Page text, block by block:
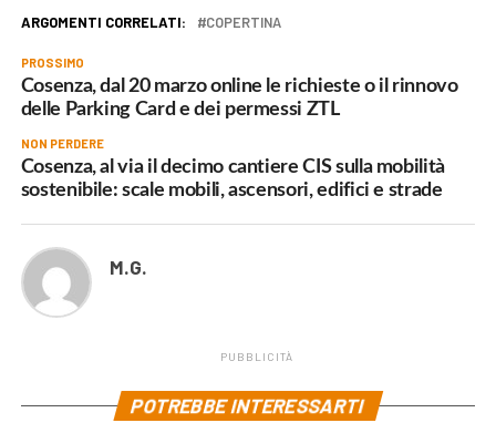
ARGOMENTI CORRELATI: COPERTINA
PROSSIMO
Cosenza, dal 20 marzo online le richieste o il rinnovo
delle Parking Card e dei permessi ZTL
NON PERDERE
Cosenza, al via il decimo cantiere CIS sulla mobilità
sostenibile: scale mobili, ascensori, edifici e strade
M.G.
PUBBLICITÀ
POTREBBE INTERESSARTI